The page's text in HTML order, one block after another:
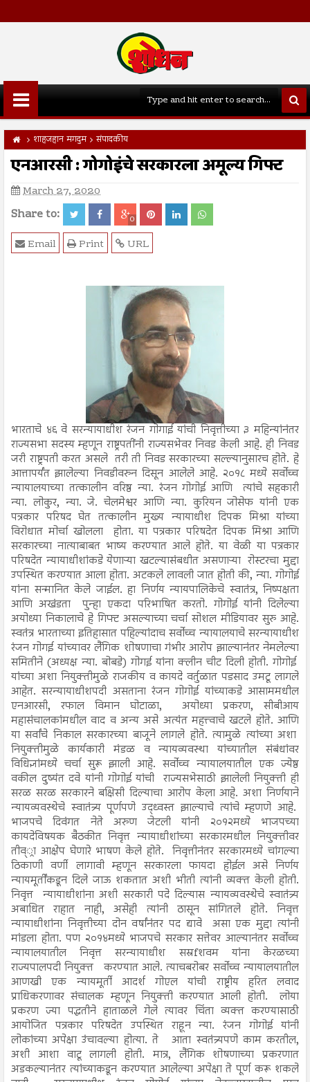
शाहजहान मगदुम संपादकीय
एनआरसी : गोगोइंचे सरकारला अमूल्य गिफ्ट
March 27, 2020
Share to: 0
URL
Print
Email
भारताचे ४६ वे सरन्यायाधीश रंजन गोगाई यांची निवृत्तीच्या ३ महिन्यांनंतर
राज्यसभा सदस्य म्हणून राष्ट्रपतींनी राज्यसभेवर निवड केली आहे. ही निवड
जरी राष्ट्रपती करत असले तरी ती निवड सरकारच्या सल्ल्यानुसारच होते. हे
आत्तापर्यंत झालेल्या निवडीवरुन दिसून आलेले आहे. २०१८ मध्ये सर्वोच्च
न्यायालयाच्या तत्कालीन वरिष्ठ न्या. रंजन गोगोई आणि त्यांचे सहकारी
न्या. लोकुर, न्या. जे. चेलमेश्वर आणि न्या. कुरियन जोसेफ यांनी एक
पत्रकार परिषद घेत तत्कालीन मुख्य न्यायाधीश दिपक मिश्रा यांच्या
विरोधात मोर्चा खोलला होता. या पत्रकार परिषदेत दिपक मिश्रा आणि
सरकारच्या नात्याबाबत भाष्य करण्यात आले होते. या वेळी या पत्रकार
परिषदेत न्यायाधीशांकडे येणाऱ्या खटल्यासंबधीत असणाऱ्या रोस्टरचा मुद्दा
उपस्थित करण्यात आला होता. अटकले लावली जात होती की, न्या. गोगोई
यांना सन्मानित केले जाईल. हा निर्णय न्यायपालिकेचे स्वातंत्र, निष्पक्षता
आणि अखंडता पुन्हा एकदा परिभाषित करतो. गोगोई यांनी दिलेल्या
अयोध्या निकालाचे हे गिफ्ट असल्याच्या चर्चा सोशल मीडियावर सुरु आहे.
स्वतंत्र भारताच्या इतिहासात पहिल्यांदाच सर्वोच्च न्यायालयाचे सरन्यायाधीश
रंजन गोगई यांच्यावर लैंगिक शोषणाचा गंभीर आरोप झाल्यानंतर नेमलेल्या
समितीने (अध्यक्ष न्या. बोबडे) गोगई यांना क्लीन चीट दिली होती. गोगोई
यांच्या अशा नियुक्तीमुळे राजकीय व कायदे वर्तुळात पडसाद उमटू लागले
आहेत. सरन्यायाधीशपदी असताना रंजन गोगोई यांच्याकडे आसाममधील
एनआरसी, रफाल विमान घोटाळा, अयोध्या प्रकरण, सीबीआय
महासंचालकांमधील वाद व अन्य असे अत्यंत महत्त्वाचे खटले होते. आणि
या सर्वांचे निकाल सरकारच्या बाजूने लागले होते. त्यामुळे त्यांच्या अशा
नियुक्तीमुळे कार्यकारी मंडळ व न्यायव्यवस्था यांच्यातील संबंधांवर
विधिज्ञांमध्ये चर्चा सुरू झाली आहे. सर्वोच्च न्यायालयातील एक ज्येष्ठ
वकील दुष्यंत दवे यांनी गोगोई यांची राज्यसभेसाठी झालेली नियुक्ती ही
सरळ सरळ सरकारने बक्षिसी दिल्याचा आरोप केला आहे. अशा निर्णयाने
न्यायव्यवस्थेचे स्वातंत्र्य पूर्णपणे उद्ध्वस्त झाल्याचे त्यांचे म्हणणे आहे.
भाजपचे दिवंगत नेते अरुण जेटली यांनी २०१२मध्ये भाजपच्या
कायदेविषयक बैठकीत निवृत्त न्यायाधीशांच्या सरकारमधील नियुक्तीवर
तीव््रा आक्षेप घेणारे भाषण केले होते. निवृत्तीनंतर सरकारमध्ये चांगल्या
ठिकाणी वर्णी लागावी म्हणून सरकारला फायदा होईल असे निर्णय
न्यायमूर्तींकडून दिले जाऊ शकतात अशी भीती त्यांनी व्यक्त केली होती.
निवृत्त न्यायाधीशांना अशी सरकारी पदे दिल्यास न्यायव्यवस्थेचे स्वातंत्र्य
अबाधित राहात नाही, असेही त्यांनी ठासून सांगितले होते. निवृत्त
न्यायाधीशांना निवृत्तीच्या दोन वर्षांनंतर पद द्यावे असा एक मुद्दा त्यांनी
मांडला होता. पण २०१४मध्ये भाजपचे सरकार सत्तेवर आल्यानंतर सर्वोच्च
न्यायालयातील निवृत्त सरन्यायाधीश सस्रfशवम यांना केरळच्या
राज्यपालपदी नियुक्त करण्यात आले. त्याचबरोबर सर्वोच्च न्यायालयातील
आणखी एक न्यायमूर्ती आदर्श गोएल यांची राष्ट्रीय हरित लवाद
प्राधिकरणावर संचालक म्हणून नियुक्ती करण्यात आली होती. लोया
प्रकरण ज्या पद्धतीने हाताळले गेले त्यावर चिंता व्यक्त करण्यासाठी
आयोजित पत्रकार परिषदेत उपस्थित राहून न्या. रंजन गोगोई यांनी
लोकांच्या अपेक्षा उंचावल्या होत्या. ते आता स्वतंत्र्यपणे काम करतील,
अशी आशा वाटू लागली होती. मात्र, लैंगिक शोषणाच्या प्रकरणात
अडकल्यानंतर त्यांच्याकडून करण्यात आलेल्या अपेक्षा ते पूर्ण करू शकले